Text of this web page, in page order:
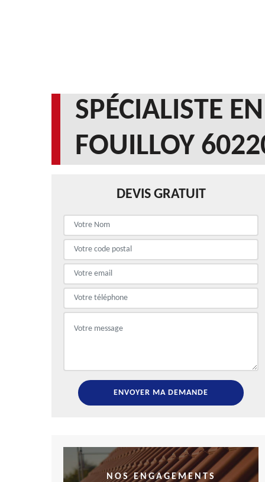
SPÉCIALISTE
FOUILLOY
DEVIS GRATUIT
NOS ENGAGEMENTS